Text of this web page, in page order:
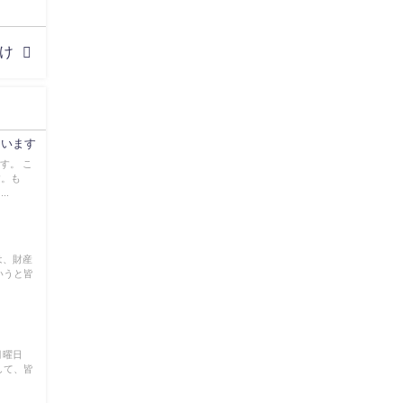
ます
。 こ
も
、財産
うと皆
日
て、皆